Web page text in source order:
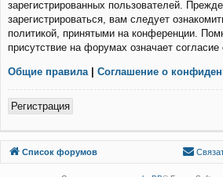
зарегистрированных пользователей.
зарегистрироваться, вам следует
политикой, принятыми на конференции.
присутствие на форумах означает
Общие правила | Соглашение о
Регистрация
Список форумов
Связаться с
Связа